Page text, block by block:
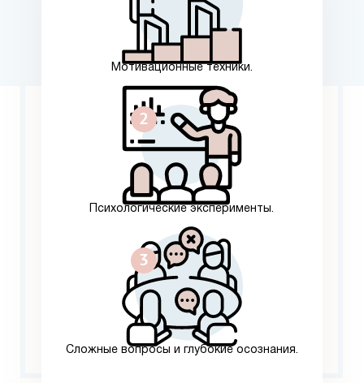
Мотивационные техники.
Психологические эксперименты.
Сложные вопросы и глубокие осознания.